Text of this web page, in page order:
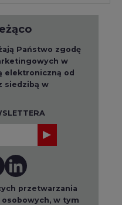
Państwo zgodę
w
elektroniczną od
siedzibą w
przetwarzania
w tym